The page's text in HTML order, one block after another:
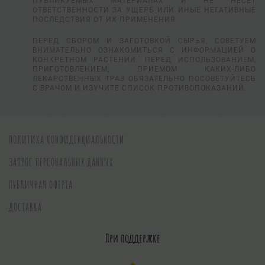
ОТВЕТСТВЕННОСТИ ЗА УЩЕРБ ИЛИ ИНЫЕ НЕГАТИВНЫЕ
ПОСЛЕДСТВИЯ ОТ ИХ ПРИМЕНЕНИЯ.
ПЕРЕД СБОРОМ И ЗАГОТОВКОЙ СЫРЬЯ, СОВЕТУЕМ
ВНИМАТЕЛЬНО ОЗНАКОМИТЬСЯ С ИНФОРМАЦИЕЙ О
КОНКРЕТНОМ РАСТЕНИИ. ПЕРЕД ИСПОЛЬЗОВАНИЕМ,
ПРИГОТОВЛЕНИЕМ, ПРИЕМОМ КАКИХ-ЛИБО
ЛЕКАРСТВЕННЫХ ТРАВ ОБЯЗАТЕЛЬНО ПОСОВЕТУЙТЕСЬ
С ВРАЧОМ И ИЗУЧИТЕ СПИСОК ПРОТИВОПОКАЗАНИЙ.
ПОЛИТИКА КОНФИДЕНЦИАЛЬНОСТИ
ЗАПРОС ПЕРСОНАЛЬНЫХ ДАННЫХ
ПУБЛИЧНАЯ ОФЕРТА
ДОСТАВКА
При поддержке